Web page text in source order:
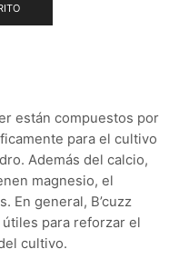
están compuestos por
para el cultivo
Además del calcio,
magnesio, el
En general, B’cuzz
para reforzar el
cultivo.